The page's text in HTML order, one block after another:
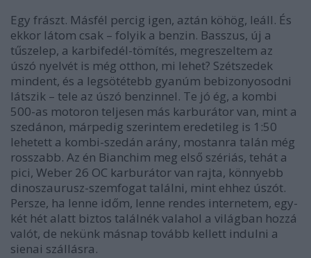
Egy frászt. Másfél percig igen, aztán köhög, leáll. És
ekkor látom csak – folyik a benzin. Basszus, új a
tűszelep, a karbifedél-tömítés, megreszeltem az
úszó nyelvét is még otthon, mi lehet? Szétszedek
mindent, és a legsötétebb gyanúm bebizonyosodni
látszik – tele az úszó benzinnel. Te jó ég, a kombi
500-as motoron teljesen más karburátor van, mint a
szedánon, márpedig szerintem eredetileg is 1:50
lehetett a kombi-szedán arány, mostanra talán még
rosszabb. Az én Bianchim meg első szériás, tehát a
pici, Weber 26 OC karburátor van rajta, könnyebb
dinoszaurusz-szemfogat találni, mint ehhez úszót.
Persze, ha lenne időm, lenne rendes internetem, egy-
két hét alatt biztos találnék valahol a világban hozzá
valót, de nekünk másnap tovább kellett indulni a
sienai szállásra.